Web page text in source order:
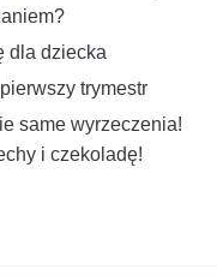
dla dziecka
trymestr
same wyrzeczenia!
i czekoladę!